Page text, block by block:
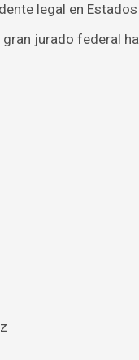
legal en
jurado federal